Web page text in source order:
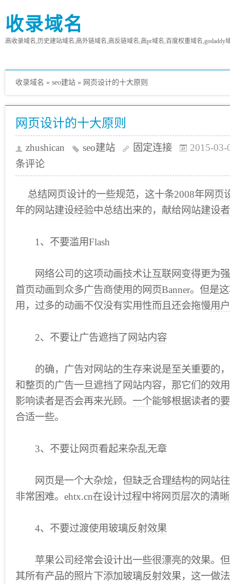
收录域名
高收录域名,历史建站域名,高外链域名,高反链域名,高pr域名,百度权重域名,godaddy
收录域名 » seo建站 » 网页设计的十大原则
网页设计的十大原则
zhushican seo建站 固定连接
2015-03-
条评论
总结网页设计的一些规范，这十条2008年网页
年的网站建设经验中总结出来的，献给网站建设者
1、不要滥用Flash
网络公司 的这项动画技术让 互联网变得更为
首页动画到众多广告商使用的网页Banner。但是
用，过多的动画不仅没有实用性而且还会拖慢用户
2、不要让广告遮挡了 网站内容
的确，广告对网站的生存来说是至关重要的
和整页的广告一旦遮挡了网站内容，那它们的效
影响读者是否会再来光顾。 一个能够根据读者的
合适一些。
3、不要让网页看起来杂乱无章
网页是一个大杂烩，但缺乏合理结构的网站
非常困难。ehtx.cn在设计过程中将网页层次的清晰
4、不要过渡使用玻璃反射效果
苹果公司经常会设计出一些很漂亮的效果。
其所有产品的照片下添加玻璃反射效果，这一做